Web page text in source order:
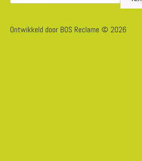
Ontwikkeld door BOS Reclame © 2026